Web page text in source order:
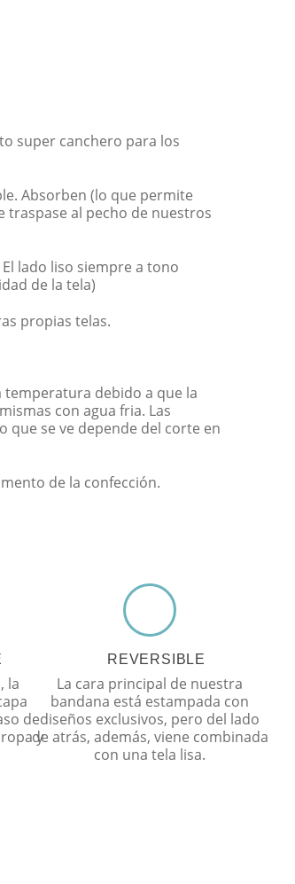
super canchero para los
Absorben (lo que permite
al pecho de nuestros
lado liso siempre a tono
de la tela)
propias telas.
temperatura debido a que la
con agua fria. Las
que se ve depende del corte en
de la confección.
la
de
y
REVERSIBLE
La cara principal de nuestra
bandana está estampada con
diseños exclusivos, pero del lado
de atrás, además, viene combinada
con una tela lisa.